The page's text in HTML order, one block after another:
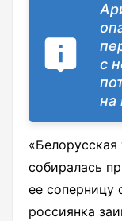
с
на
собиралась
ее соперницу
россиянка